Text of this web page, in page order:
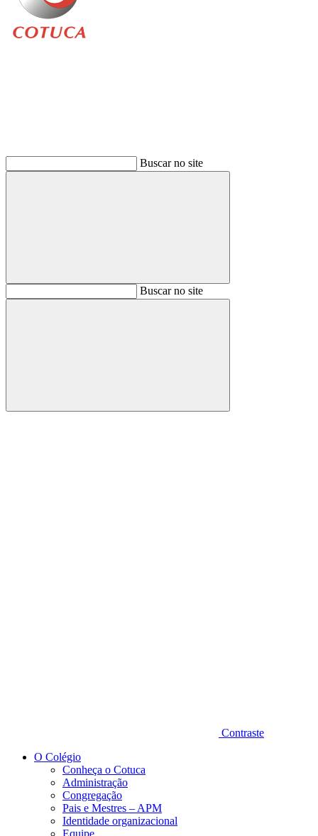
Buscar no site
BuscarBuscar no site
Buscar
Contraste
O Colégio
Conheça o Cotuca
Administração
Congregação
Pais e Mestres – APM
Identidade organizacional
Equipe